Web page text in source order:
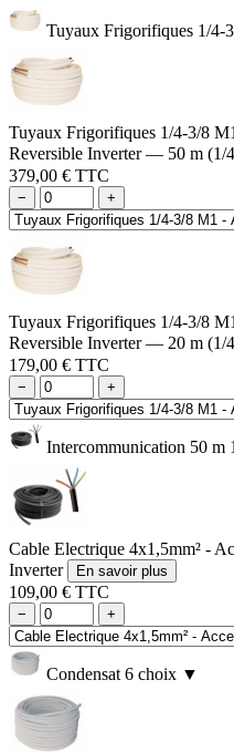
Tuyaux Frigorifiques 1/4-
Tuyaux Frigorifiques 1/4-3/8
Reversible Inverter — 50 m (1/
379,00 € TTC
− +
Tuyaux Frigorifiques 1/4-3/8
Reversible Inverter — 20 m (1/
179,00 € TTC
− +
Intercommunication 50 m
Cable Electrique 4x1,5mm² -
Inverter
En savoir plus
109,00 € TTC
− +
Condensat 6 choix ▼